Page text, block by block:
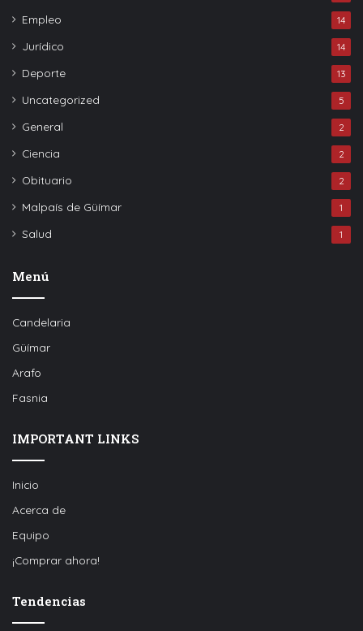
Empleo 14
Jurídico 14
Deporte 13
Uncategorized 5
General 2
Ciencia 2
Obituario 2
Malpaís de Güímar 1
Salud 1
Menú
Candelaria
Güímar
Arafo
Fasnia
IMPORTANT LINKS
Inicio
Acerca de
Equipo
¡Comprar ahora!
Tendencias